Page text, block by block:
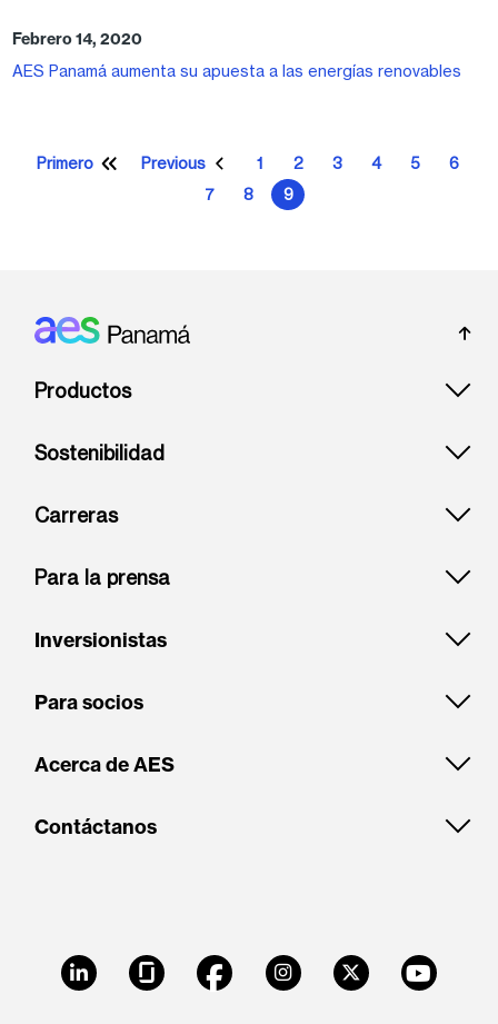
Febrero 14, 2020
AES Panamá aumenta su apuesta a las energías renovables
Primera página
Primero Página anterior
Previous Página
1 Página
2 Página
3 Página
4 Página
5
6
Página
7 Página
8 Página actual
9
Footer: Panama
Productos
Sostenibilidad
Carreras
Para la prensa
Inversionistas
Para socios
Acerca de AES
Contáctanos
LinkedIn GlassdoorFacebookInstagramX Youtube